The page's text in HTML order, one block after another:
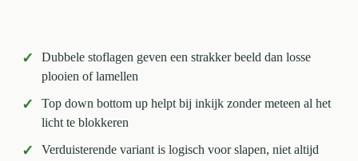
✓
Dubbele stoflagen geven een strakker beeld dan losse
plooien of lamellen
✓
Top down bottom up helpt bij inkijk zonder meteen al het
licht te blokkeren
✓
Verduisterende variant is logisch voor slapen, niet altijd